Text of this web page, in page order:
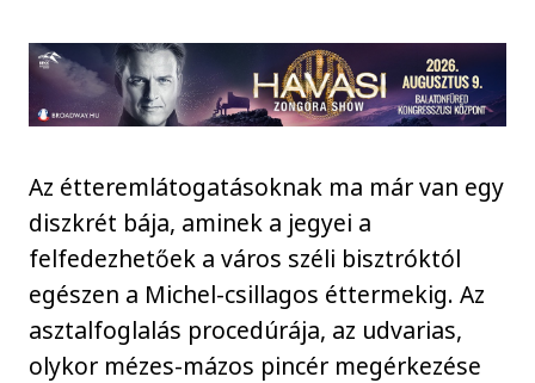
Az étteremlátogatásoknak ma már van egy
diszkrét bája, aminek a jegyei a
felfedezhetőek a város széli bisztróktól
egészen a Michel-csillagos éttermekig. Az
asztalfoglalás procedúrája, az udvarias,
olykor mézes-mázos pincér megérkezése